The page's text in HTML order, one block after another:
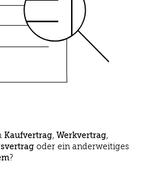
Kaufvertrag, Werkvertrag,
oder ein anderweitiges
?